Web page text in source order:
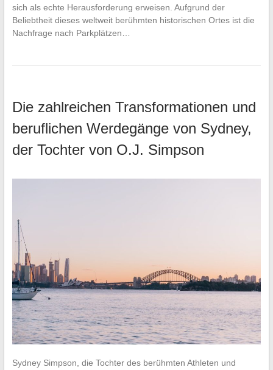
sich als echte Herausforderung erweisen. Aufgrund der
Beliebtheit dieses weltweit berühmten historischen Ortes ist die
Nachfrage nach Parkplätzen…
Die zahlreichen Transformationen und
beruflichen Werdegänge von Sydney,
der Tochter von O.J. Simpson
Sydney Simpson, die Tochter des berühmten Athleten und